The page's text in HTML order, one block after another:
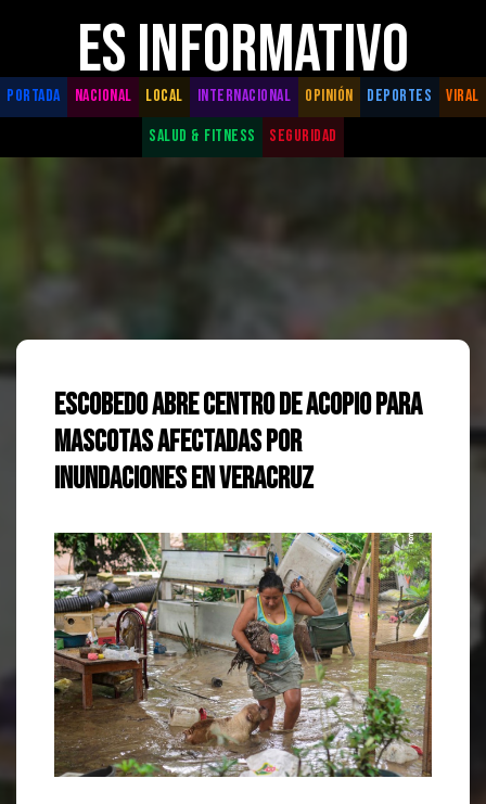
ES INFORMATIVO
PORTADA NACIONAL LOCAL INTERNACIONAL OPINIÓN DEPORTES
VIRAL
SALUD & FITNESS
SEGURIDAD
Escobedo Abre Centro de Acopio para
Mascotas Afectadas por
Inundaciones en Veracruz